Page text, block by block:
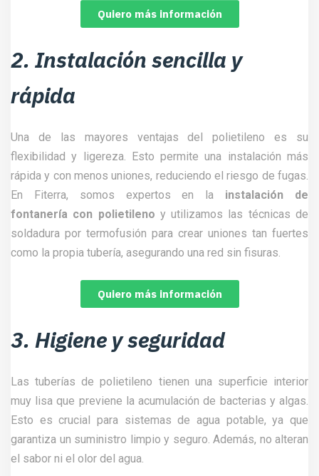
Quiero más información
2. Instalación sencilla y
rápida
Una de las mayores ventajas del polietileno es su
flexibilidad y ligereza. Esto permite una instalación más
rápida y con menos uniones, reduciendo el riesgo de fugas.
En Fiterra, somos expertos en la instalación de
fontanería con polietileno y utilizamos las técnicas de
soldadura por termofusión para crear uniones tan fuertes
como la propia tubería, asegurando una red sin fisuras.
Quiero más información
3. Higiene y seguridad
Las tuberías de polietileno tienen una superficie interior
muy lisa que previene la acumulación de bacterias y algas.
Esto es crucial para sistemas de agua potable, ya que
garantiza un suministro limpio y seguro. Además, no alteran
el sabor ni el olor del agua.